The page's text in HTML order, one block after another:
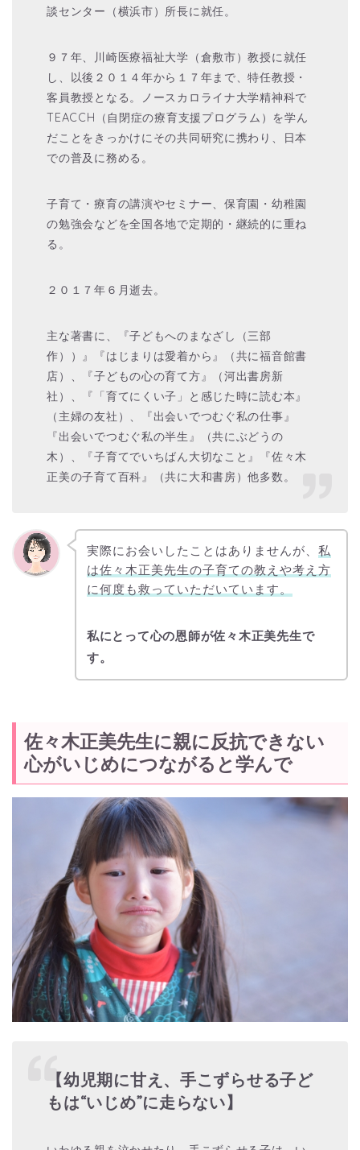
談センター（横浜市）所長に就任。
９７年、川崎医療福祉大学（倉敷市）教授に就任
し、以後２０１４年から１７年まで、特任教授・
客員教授となる。ノースカロライナ大学精神科で
TEACCH（自閉症の療育支援プログラム）を学ん
だことをきっかけにその共同研究に携わり、日本
での普及に務める。
子育て・療育の講演やセミナー、保育園・幼稚園
の勉強会などを全国各地で定期的・継続的に重ね
る。
２０１７年６月逝去。
主な著書に、『子どもへのまなざし（三部
作））』『はじまりは愛着から』（共に福音館書
店）、『子どもの心の育て方』（河出書房新
社）、『「育てにくい子」と感じた時に読む本』
（主婦の友社）、『出会いでつむぐ私の仕事』
『出会いでつむぐ私の半生』（共にぶどうの
木）、『子育てでいちばん大切なこと』『佐々木
正美の子育て百科』（共に大和書房）他多数。
実際にお会いしたことはありませんが、 私
は佐々木正美先生の子育ての教えや考え方
に何度も救っていただいています。
私にとって心の恩師が佐々木正美先生で
す。
佐々木正美先生に親に反抗できない
心がいじめにつながると学んで
【幼児期に甘え、手こずらせる子ど
もは“いじめ”に走らない】